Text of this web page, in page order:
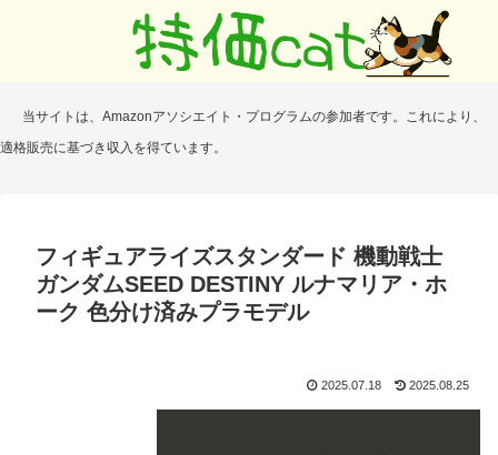
当サイトは、Amazonアソシエイト・プログラムの参加者です。これにより、
適格販売に基づき収入を得ています。
フィギュアライズスタンダード 機動戦士
ガンダムSEED DESTINY ルナマリア・ホ
ーク 色分け済みプラモデル
2025.07.18 2025.08.25